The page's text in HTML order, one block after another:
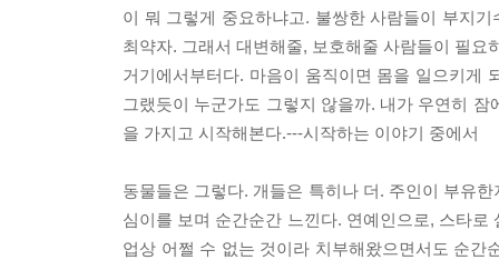
이 뭐 그렇게 중요하냐고. 불쌍한 사람들이 부지
최약자. 그래서 대변해줄, 보호해줄 사람들이 필
거기에서부터다. 마음이 움직이면 몸을 일으키게
그랬듯이 누군가도 그렇지 않을까. 내가 우연히
을 가지고 시작해본다.---시작하는 이야기 중에서
동물들은 그렇다. 개들은 특히나 더. 주인이 부유
심이를 보며 순간순간 느낀다. 연예인으로, 스타
업상 어쩔 수 없는 것이라 치부해왔으면서도 순